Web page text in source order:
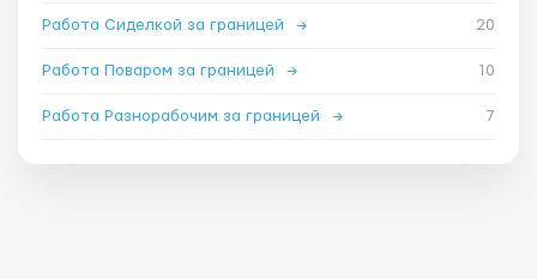
Работа Сиделкой за границей → 20
Работа Поваром за границей → 10
Работа Разнорабочим за границей → 7